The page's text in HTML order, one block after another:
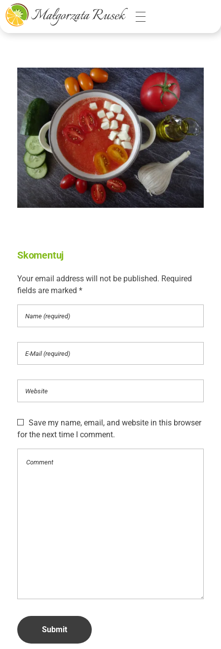
Małgorzata Rusek - dietetyk z pasją
Dietetyka kliniczna & Psychodietetyka
Skomentuj
Your email address will not be published. Required
fields are marked *
Save my name, email, and website in this browser
for the next time I comment.